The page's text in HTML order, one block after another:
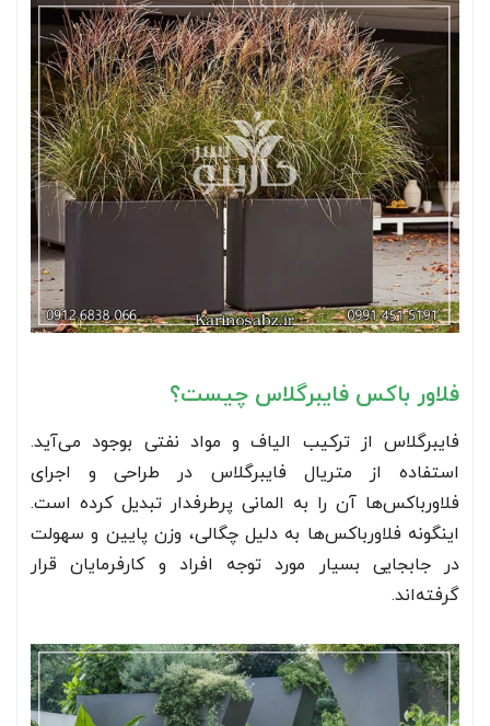
فلاور باکس فایبرگلاس چیست؟
فایبرگلاس از ترکیب الیاف و مواد نفتی بوجود می‌آید.
استفاده از متریال فایبرگلاس در طراحی و اجرای
فلاورباکس‌ها آن را به المانی پرطرفدار تبدیل کرده است.
اینگونه فلاورباکس‌ها به دلیل چگالی، وزن پایین و سهولت
در جابجایی بسیار مورد توجه افراد و کارفرمایان قرار
گرفته‌اند.